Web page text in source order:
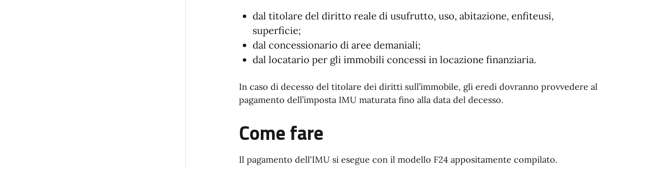
dal titolare del diritto reale di usufrutto, uso, abitazione, enfiteusi,
superficie;
dal concessionario di aree demaniali;
dal locatario per gli immobili concessi in locazione finanziaria.
In caso di decesso del titolare dei diritti sull’immobile, gli eredi dovranno provvedere al
pagamento dell’imposta IMU maturata fino alla data del decesso.
Come fare
Il pagamento dell'IMU si esegue con il modello F24 appositamente compilato.